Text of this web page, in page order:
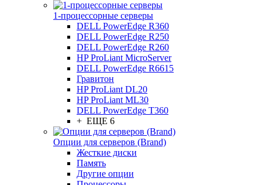
1-процессорные серверы
DELL PowerEdge R360
DELL PowerEdge R250
DELL PowerEdge R260
HP ProLiant MicroServer
DELL PowerEdge R6615
Гравитон
HP ProLiant DL20
HP ProLiant ML30
DELL PowerEdge T360
+ ЕЩЕ 6
Опции для серверов (Brand)
Жесткие диски
Память
Другие опции